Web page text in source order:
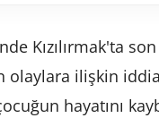
Kızılırmak'ta
olaylara ilişkin
hayatını